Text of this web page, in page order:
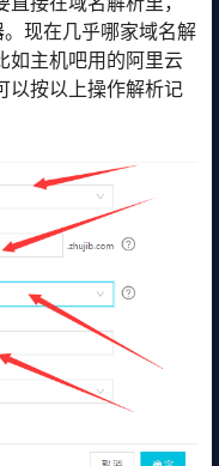
现在几乎哪家域名解
如主机吧用的阿里云
以按以上操作解析记